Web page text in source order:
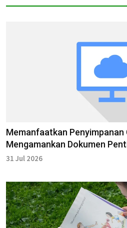
Memanfaatkan Penyimpanan
Mengamankan Dokumen
31 Jul 2026